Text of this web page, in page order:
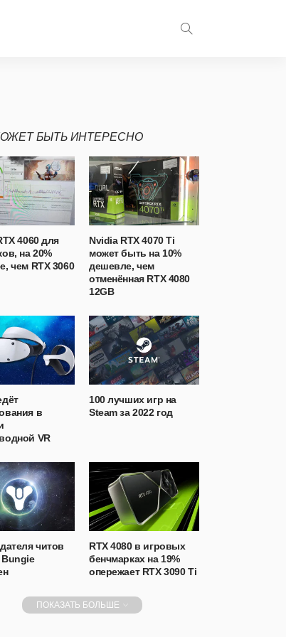
БЫТЬ ИНТЕРЕСНО
4060 для
на 20%
чем RTX 3060
Nvidia RTX 4070 Ti
может быть на 10%
дешевле, чем
отменённая RTX 4080
12GB
в
VR
100 лучших игр на
Steam за 2022 год
читов
Bungie
RTX 4080 в игровых
бенчмарках на 19%
опережает RTX 3090 Ti
ПОКАЗАТЬ БОЛЬШЕ